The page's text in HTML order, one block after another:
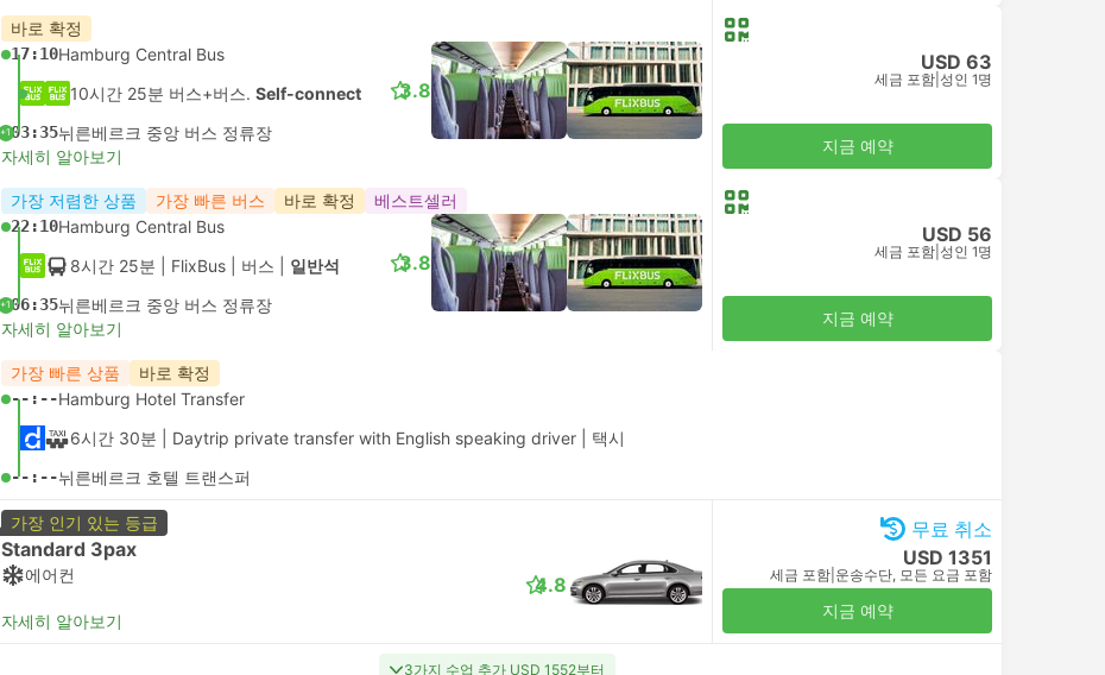
바로 확정
17:10Hamburg Central Bus
10시간 25분 버스+버스. Self-connect
+103:35뉘른베르크 중앙 버스 정류장
3.8
자세히 알아보기
USD 63
세금 포함 성인 1명
지금 예약
가장 저렴한 상품 가장 빠른 버스 바로 확정 베스트셀러
22:10Hamburg Central Bus
8시간 25분 | FlixBus 버스 일반석
+106:35뉘른베르크 중앙 버스 정류장
3.8
자세히 알아보기
USD 56
세금 포함 성인 1명
지금 예약
가장 빠른 상품 바로 확정
--:--Hamburg Hotel Transfer
6시간 30분 | Daytrip private transfer with English speaking driver 택시
--:--뉘른베르크 호텔 트랜스퍼
가장 인기 있는 등급
Standard 3pax
에어컨
자세히 알아보기
4.8
무료 취소
USD 1351
세금 포함 운송수단, 모든 요금 포함
지금 예약
3가지 수업 추가 USD 1552부터